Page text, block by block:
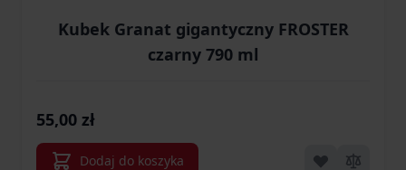
Kubek Granat gigantyczny FROSTER
czarny 790 ml
55,00 zł
Dodaj do koszyka